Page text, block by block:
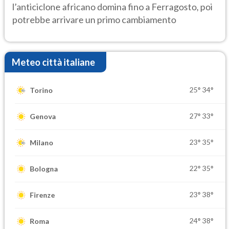
l’anticiclone africano domina fino a Ferragosto, poi
potrebbe arrivare un primo cambiamento
Meteo città italiane
Torino 25° 34°
Genova 27° 33°
Milano 23° 35°
Bologna 22° 35°
Firenze 23° 38°
Roma 24° 38°